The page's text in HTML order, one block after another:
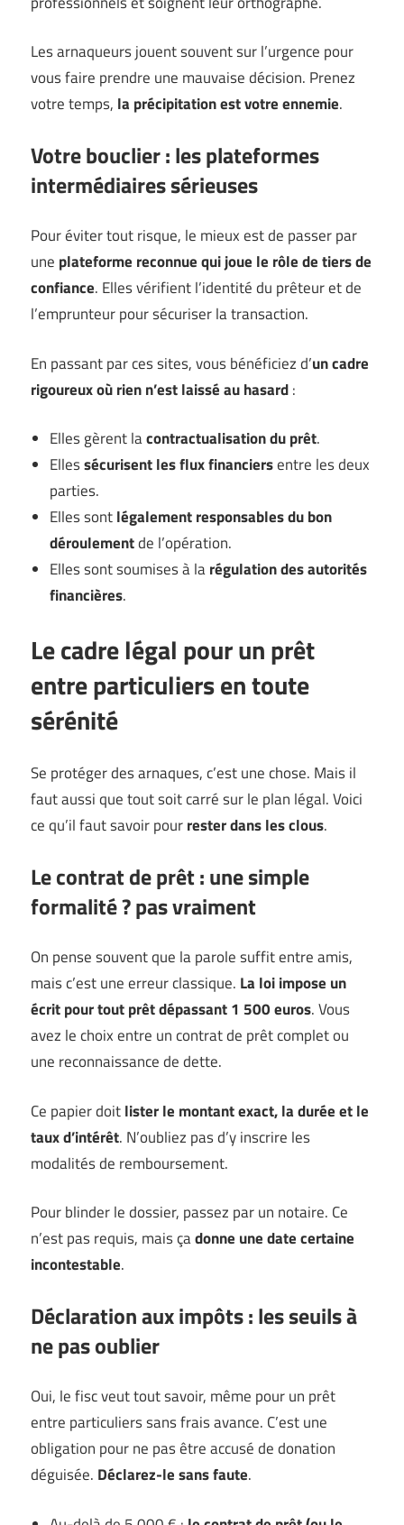
Les arnaqueurs jouent souvent sur l’urgence pour
vous faire prendre une mauvaise décision. Prenez
votre temps, la précipitation est votre ennemie.
Votre bouclier : les plateformes
intermédiaires sérieuses
Pour éviter tout risque, le mieux est de passer par
une plateforme reconnue qui joue le rôle de tiers de
confiance. Elles vérifient l’identité du prêteur et de
l’emprunteur pour sécuriser la transaction.
En passant par ces sites, vous bénéficiez d’un cadre
rigoureux où rien n’est laissé au hasard:
Elles gèrent lacontractualisation du prêt.
Ellessécurisent les flux financiersentre les deux
parties.
Elles sontlégalement responsables du bon
déroulementde l’opération.
Elles sont soumises à larégulation des autorités
financières.
Le cadre légal pour un prêt
entre particuliers en toute
sérénité
Se protéger des arnaques, c’est une chose. Mais il
faut aussi que tout soit carré sur le plan légal. Voici
ce qu’il faut savoir pourrester dans les clous.
Le contrat de prêt : une simple
formalité ? pas vraiment
On pense souvent que la parole suffit entre amis,
mais c’est une erreur classique. La loi impose un
écrit pour tout prêt dépassant 1 500 euros. Vous
avez le choix entre un contrat de prêt complet ou
une reconnaissance de dette.
Ce papier doitlister le montant exact, la durée et le
taux d’intérêt. N’oubliez pas d’y inscrire les
modalités de remboursement.
Pour blinder le dossier, passez par un notaire. Ce
n’est pas requis, mais çadonne une date certaine
incontestable.
Déclaration aux impôts : les seuils à
ne pas oublier
Oui, le fisc veut tout savoir, même pour un prêt
entre particuliers sans frais avance. C’est une
obligation pour ne pas être accusé de donation
déguisée. Déclarez-le sans faute.